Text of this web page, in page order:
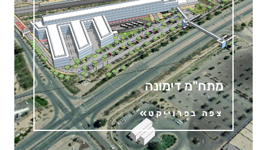
מתח"מ דימונה
צפה בפרוייקט